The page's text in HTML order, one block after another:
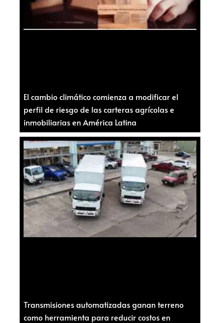
El cambio climático comienza a modificar el
perfil de riesgo de las carteras agrícolas e
inmobiliarias en América Latina
Transmisiones automatizadas ganan terreno
como herramienta para reducir costos en